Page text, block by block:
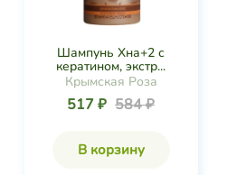
Шампунь Хна+2 с
кератином, экстр...
Крымская Роза
517 ₽ 584 ₽
В корзину